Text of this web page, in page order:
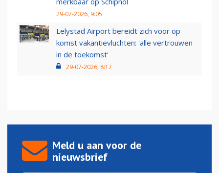
29-07-2026, 9:05
Lelystad Airport bereidt zich voor op
komst vakantievluchten: 'alle vertrouwen
in de toekomst'
29-07-2026, 8:17
Meld u aan voor de
nieuwsbrief